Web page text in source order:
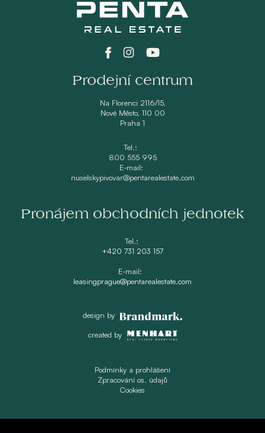
Prodejní centrum
Na Florenci 2116/15,
Nové Město, 110 00
Praha 1
Tel.:
800 555 995
E-mail:
nuselskypivovar@pentarealestate.com
Pronájem obchodních jednotek
Tel.:
+420 731 203 157
E-mail:
leasingprague@pentarealestate.com
design by
created by
Podmínky a prohlášení
Zpracování os. údajů
Cookies